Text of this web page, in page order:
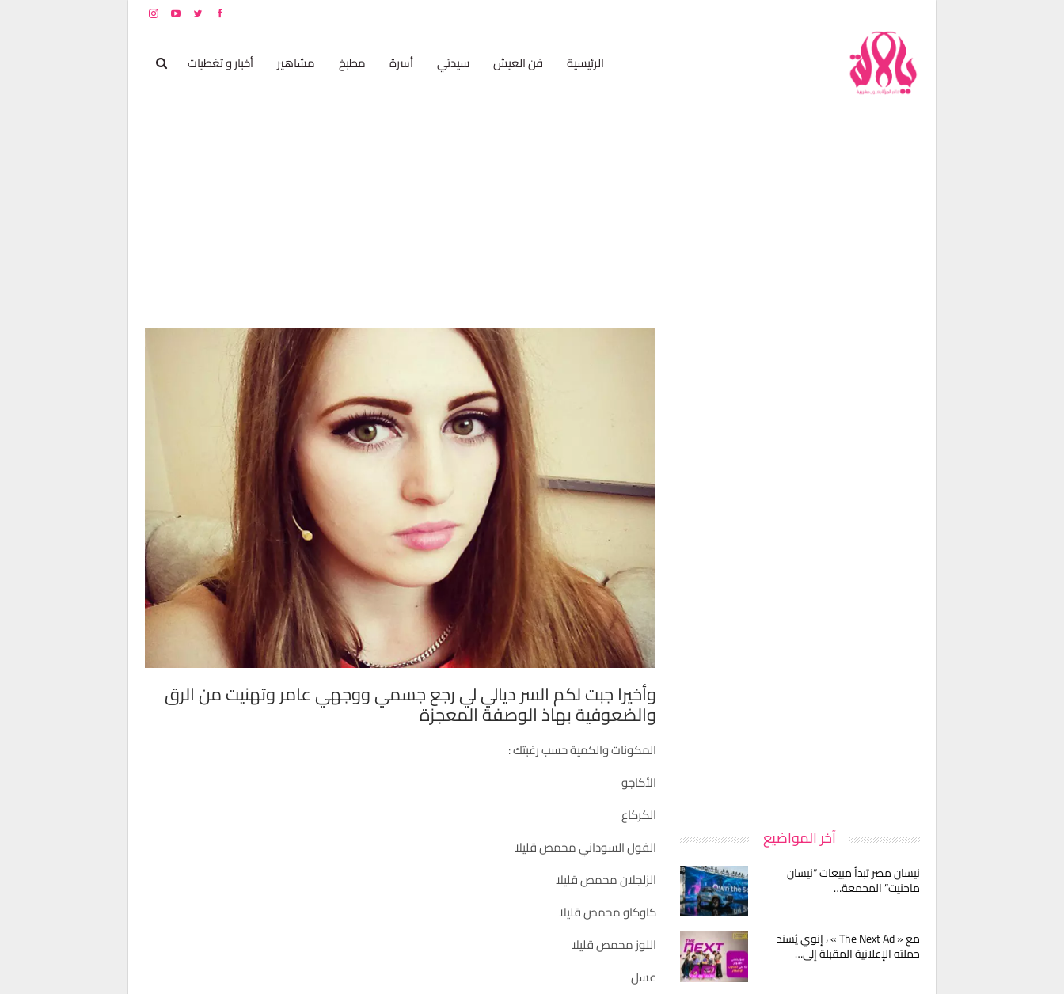
الرئيسية فن العيش سيدتي أسرة مطبخ مشاهير أخبار و تغطيات
وأخيرا جبت لكم السر ديالي لي رجع جسمي ووجهي عامر وتهنيت من الرق
والضعوفية بهاذ الوصفة المعجزة
المكونات والكمية حسب رغبتك :
الأكاجو
الكركاع
الفول السوداني محمص قليلا
الزلجلان محمص قليلا
كاوكاو محمص قليلا
اللوز محمص قليلا
عسل
آخر المواضيع
نيسان مصر تبدأ مبيعات “نيسان
ماجنيت” المجمعة…
مع « The Next Ad » ، إنوي يُسند
حملته الإعلانية المقبلة إلى…